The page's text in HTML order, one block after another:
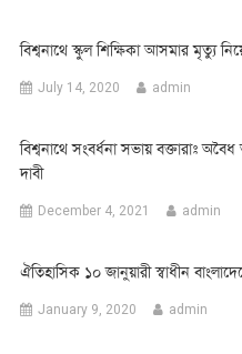
বিশ্বনাথে স্কুল শিক্ষিকা আসমার মৃত্যু
July 14, 2020 admin
বিশ্বনাথে সংবর্ধনা সভায় বক্তারাঃ অবৈধ
দাবী
December 4, 2021 admin
ঐতিহাসিক ১০ জানুয়ারী স্বাধীন
January 9, 2020 admin